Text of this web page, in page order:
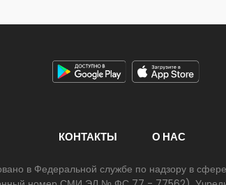
КОНТАКТЫ О НАС
в Федеральной службе по надзору в